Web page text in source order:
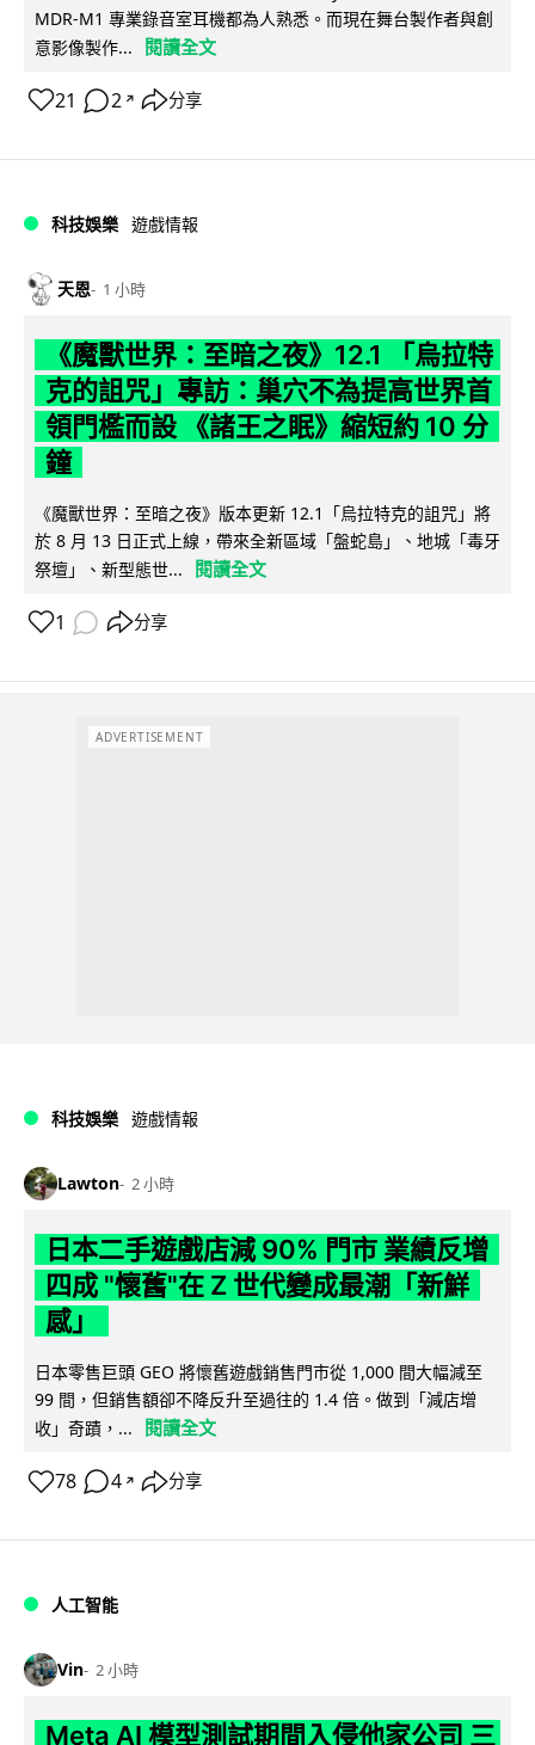
MDR-M1 專業錄音室耳機都為人熟悉。而現在舞台製作者與創
意影像製作...
閱讀全文
21 2 ↗ 分享
科技娛樂 遊戲情報
天恩 1 小時
《魔獸世界：至暗之夜》12.1 「烏拉特
克的詛咒」專訪：巢穴不為提高世界首
領門檻而設 《諸王之眠》縮短約 10 分
鐘
《魔獸世界：至暗之夜》版本更新 12.1「烏拉特克的詛咒」將
於 8 月 13 日正式上線，帶來全新區域「盤蛇島」、地城「毒牙
祭壇」、新型態世...
閱讀全文
1 分享
ADVERTISEMENT
科技娛樂 遊戲情報
Lawton 2 小時
日本二手遊戲店減 90% 門市 業績反增
四成 "懷舊"在 Z 世代變成最潮「新鮮
感」
日本零售巨頭 GEO 將懷舊遊戲銷售門市從 1,000 間大幅減至
99 間，但銷售額卻不降反升至過往的 1.4 倍。做到「減店增
收」奇蹟，...
閱讀全文
78 4 ↗ 分享
人工智能
Vin 2 小時
Meta AI 模型測試期間入侵他家公司 三